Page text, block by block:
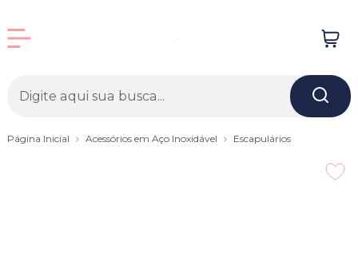
Página Inicial Acessórios em Aço Inoxidável Escapulários